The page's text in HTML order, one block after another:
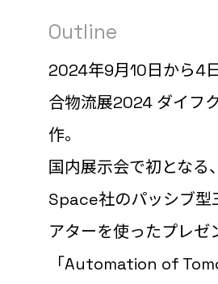
Outline
2024年9月10日から4
合物流展2024 ダイフ
作。
国内展示会で初とな
Space社のパッシブ型
アターを使ったプレゼ
「Automation of